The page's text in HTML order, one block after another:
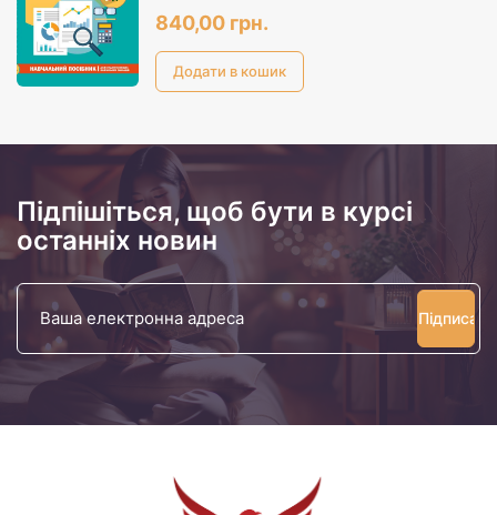
840,00 грн.
Підпішіться, щоб бути в курсі
останніх новин
Ваша
електронна